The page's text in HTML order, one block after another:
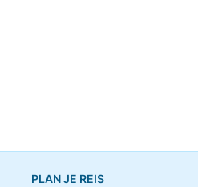
PLAN JE REIS